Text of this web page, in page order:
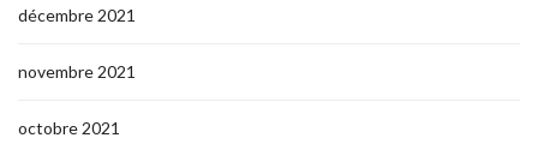
décembre 2021
novembre 2021
octobre 2021